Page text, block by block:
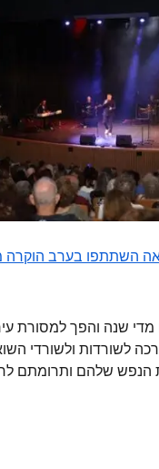
השואה השתתפו בערב
שנה והפך למסורת
לשורדות ולשורדי
הנפש שלהם ותרומתם